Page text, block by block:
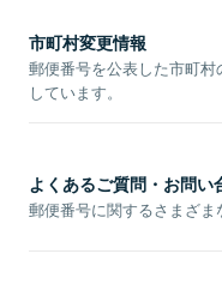
市町村変更情報
郵便番号を公表した市町
しています。
よくあるご質問・お問い
郵便番号に関するさまざま